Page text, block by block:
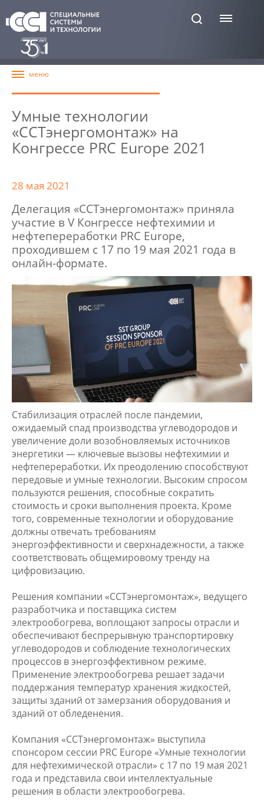
Умные технологии
«ССТэнергомонтаж» на
Конгрессе PRC Europe 2021
28 мая 2021
Делегация «ССТэнергомонтаж» приняла
участие в V Конгрессе нефтехимии и
нефтепереработки PRC Europe,
проходившем с 17 по 19 мая 2021 года в
онлайн-формате.
Стабилизация отраслей после пандемии,
ожидаемый спад производства углеводородов и
увеличение доли возобновляемых источников
энергетики — ключевые вызовы нефтехимии и
нефтепереработки. Их преодолению способствуют
передовые и умные технологии. Высоким спросом
пользуются решения, способные сократить
стоимость и сроки выполнения проекта. Кроме
того, современные технологии и оборудование
должны отвечать требованиям
энергоэффективности и сверхнадежности, а также
соответствовать общемировому тренду на
цифровизацию.
Решения компании «ССТэнергомонтаж», ведущего
разработчика и поставщика систем
электрообогрева, воплощают запросы отрасли и
обеспечивают беспрерывную транспортировку
углеводородов и соблюдение технологических
процессов в энергоэффективном режиме.
Применение электрообогрева решает задачи
поддержания температур хранения жидкостей,
защиты зданий от замерзания оборудования и
зданий от обледенения.
Компания «ССТэнергомонтаж» выступила
спонсором сессии PRC Europe «Умные технологии
для нефтехимической отрасли» с 17 по 19 мая 2021
года и представила свои интеллектуальные
решения в области электрообогрева.